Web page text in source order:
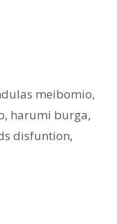
meibomio,
, harumi burga,
disfuntion,